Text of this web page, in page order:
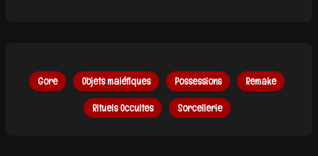
Gore Objets maléfiques Possessions Remake
Rituels Occultes Sorcellerie